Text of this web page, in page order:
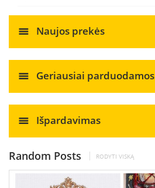
Naujos prekės
Geriausiai parduodamos
Išpardavimas
Random Posts RODYTI VISKĄ